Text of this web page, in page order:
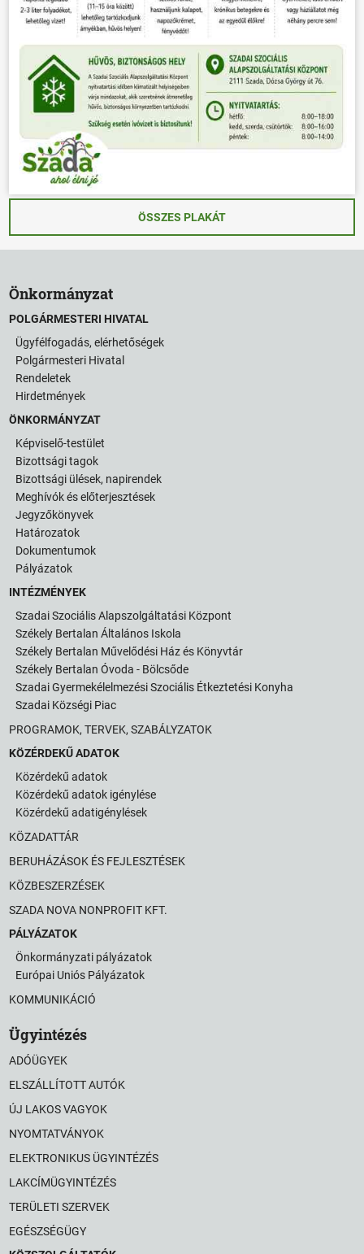
ÖSSZES PLAKÁT
Önkormányzat
POLGÁRMESTERI HIVATAL
Ügyfélfogadás, elérhetőségek
Polgármesteri Hivatal
Rendeletek
Hirdetmények
ÖNKORMÁNYZAT
Képviselő-testület
Bizottsági tagok
Bizottsági ülések, napirendek
Meghívók és előterjesztések
Jegyzőkönyvek
Határozatok
Dokumentumok
Pályázatok
INTÉZMÉNYEK
Szadai Szociális Alapszolgáltatási Központ
Székely Bertalan Általános Iskola
Székely Bertalan Művelődési Ház és Könyvtár
Székely Bertalan Óvoda - Bölcsőde
Szadai Gyermekélelmezési Szociális Étkeztetési Konyha
Szadai Községi Piac
PROGRAMOK, TERVEK, SZABÁLYZATOK
KÖZÉRDEKŰ ADATOK
Közérdekű adatok
Közérdekű adatok igénylése
Közérdekű adatigénylések
KÖZADATTÁR
BERUHÁZÁSOK ÉS FEJLESZTÉSEK
KÖZBESZERZÉSEK
SZADA NOVA NONPROFIT KFT.
PÁLYÁZATOK
Önkormányzati pályázatok
Európai Uniós Pályázatok
KOMMUNIKÁCIÓ
Ügyintézés
ADÓÜGYEK
ELSZÁLLÍTOTT AUTÓK
ÚJ LAKOS VAGYOK
NYOMTATVÁNYOK
ELEKTRONIKUS ÜGYINTÉZÉS
LAKCÍMÜGYINTÉZÉS
TERÜLETI SZERVEK
EGÉSZSÉGÜGY